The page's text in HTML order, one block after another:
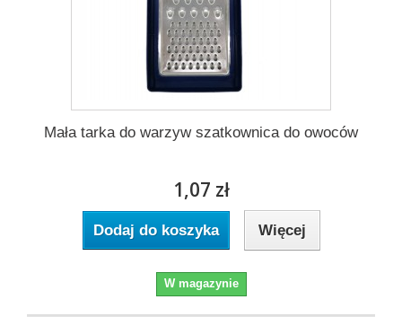
Mała tarka do warzyw szatkownica do owoców
1,07 zł
Dodaj do koszyka Więcej
W magazynie